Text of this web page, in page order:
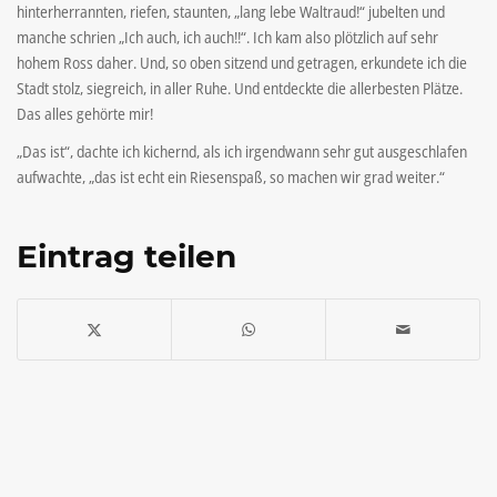
hinterherrannten, riefen, staunten, „lang lebe Waltraud!“ jubelten und
manche schrien „Ich auch, ich auch!!“. Ich kam also plötzlich auf sehr
hohem Ross daher. Und, so oben sitzend und getragen, erkundete ich die
Stadt stolz, siegreich, in aller Ruhe. Und entdeckte die allerbesten Plätze.
Das alles gehörte mir!
„Das ist“, dachte ich kichernd, als ich irgendwann sehr gut ausgeschlafen
aufwachte, „das ist echt ein Riesenspaß, so machen wir grad weiter.“
Eintrag teilen